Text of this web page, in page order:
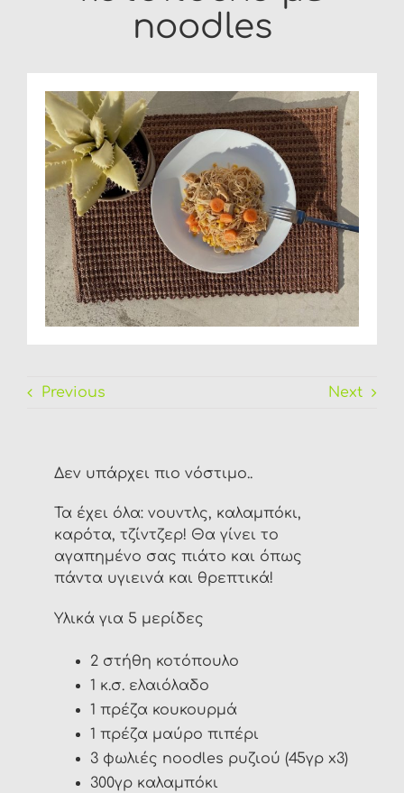
noodles
Previous Next
Δεν υπάρχει πιο νόστιμο..
Τα έχει όλα: νουντλς, καλαμπόκι,
καρότα, τζίντζερ! Θα γίνει το
αγαπημένο σας πιάτο και όπως
πάντα υγιεινά και θρεπτικά!
Υλικά για 5 μερίδες
2 στήθη κοτόπουλο
1 κ.σ. ελαιόλαδο
1 πρέζα κουκουρμά
1 πρέζα μαύρο πιπέρι
3 φωλιές noodles ρυζιού (45γρ x3)
300γρ καλαμπόκι